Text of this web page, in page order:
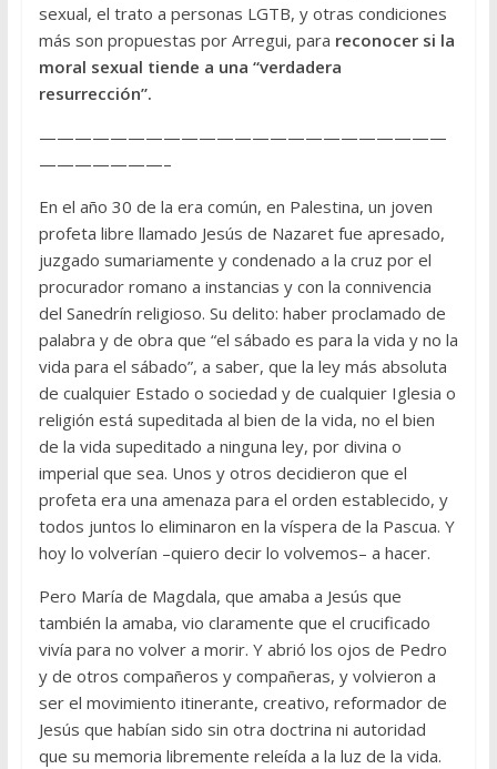
sexual, el trato a personas LGTB, y otras condiciones
más son propuestas por Arregui, para reconocer si la
moral sexual tiende a una “verdadera
resurrección”.
———————————————————————
———————–
En el año 30 de la era común, en Palestina, un joven
profeta libre llamado Jesús de Nazaret fue apresado,
juzgado sumariamente y condenado a la cruz por el
procurador romano a instancias y con la connivencia
del Sanedrín religioso. Su delito: haber proclamado de
palabra y de obra que “el sábado es para la vida y no la
vida para el sábado”, a saber, que la ley más absoluta
de cualquier Estado o sociedad y de cualquier Iglesia o
religión está supeditada al bien de la vida, no el bien
de la vida supeditado a ninguna ley, por divina o
imperial que sea. Unos y otros decidieron que el
profeta era una amenaza para el orden establecido, y
todos juntos lo eliminaron en la víspera de la Pascua. Y
hoy lo volverían –quiero decir lo volvemos– a hacer.
Pero María de Magdala, que amaba a Jesús que
también la amaba, vio claramente que el crucificado
vivía para no volver a morir. Y abrió los ojos de Pedro
y de otros compañeros y compañeras, y volvieron a
ser el movimiento itinerante, creativo, reformador de
Jesús que habían sido sin otra doctrina ni autoridad
que su memoria libremente releída a la luz de la vida.